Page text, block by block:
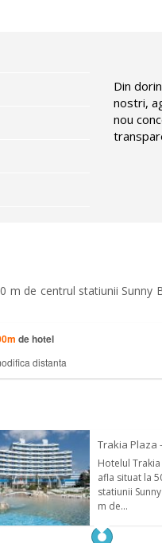
Din
nostri,
nou
m de centrul statiunii
Trakia Plaza
Hotelul
afla situat la
statiunii
m de...
m de hotel
distanta